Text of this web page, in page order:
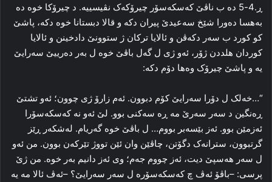
ڕ.4-5 ده‌ ب ناڤێ که‌سکه‌سۆر چیرۆکه‌ک نڤیسییه‌. د چیرۆکا خوه‌ ده‌
به‌هسا ده‌ورا شێخ سه‌عیدێ پیران دکه‌ و قالا دبستانا خوه‌ دکه‌، پاشێ
کو کورد ب سه‌ر دکه‌ڤن و ئالایا ترکان ژ ستوونێ دادخینن و ئالایا
کوردان هلددن ژۆر، ئه‌و ژی ل گه‌ل باڤێ خوه‌ ل به‌ر ده‌رییێ سه‌رایێ
یه‌ و پاشێ چیرۆک وه‌ها دۆم دکه‌:
“…خه‌لک ل دۆرا سه‌رایێ کۆم دبوون. ئه‌م زارۆ ژی چوون؛ ئه‌و تشتێ
ڕه‌نگین د سه‌ر سه‌رێ مه‌ ڕه‌ سه‌کنی بوو. لێ ئه‌و نه‌ که‌سکه‌سۆرا
ئه‌زمێن بوو. ئه‌ز بێسه‌بر بووم… ل باڤێ خوه‌ گه‌ریام. له‌شکه‌ر ڕێز
گرتبوون، سترانه‌ک دگۆتن، چاڤێن وان ئێن تووژ تێرکه‌ن بوون. من ئه‌و
ل سه‌ر هه‌سپێ دیت، ئه‌ز چووم جه‌م؛ وی ئه‌ز دانیم به‌ر خوه‌. من ژێ
پرسی: –باڤۆ ئه‌ڤ چ که‌سکه‌سۆره‌ ل سه‌ر سه‌رایێ؟ –ئه‌ڤ ئالا مه‌ یه‌